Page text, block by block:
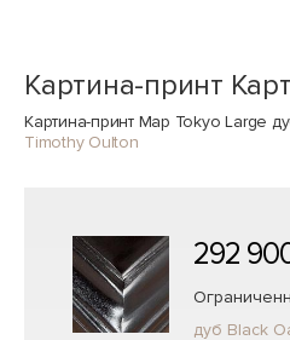
Картина-принт
Картина-принт Map Tokyo Large
Timothy Oulton
292
дуб Black